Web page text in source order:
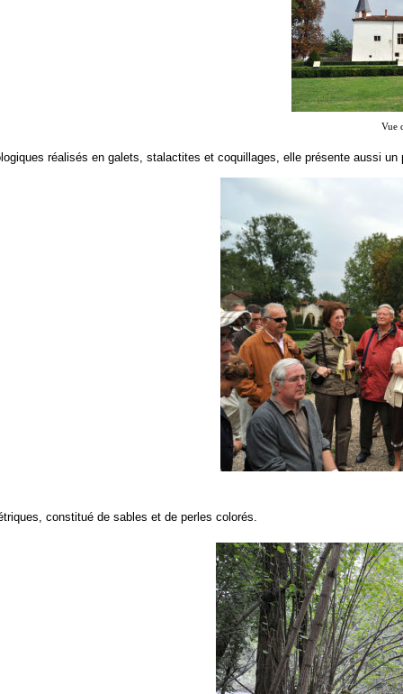
Vue
réalisés en galets, stalactites et coquillages, elle présente aussi un
constitué de sables et de perles colorés.